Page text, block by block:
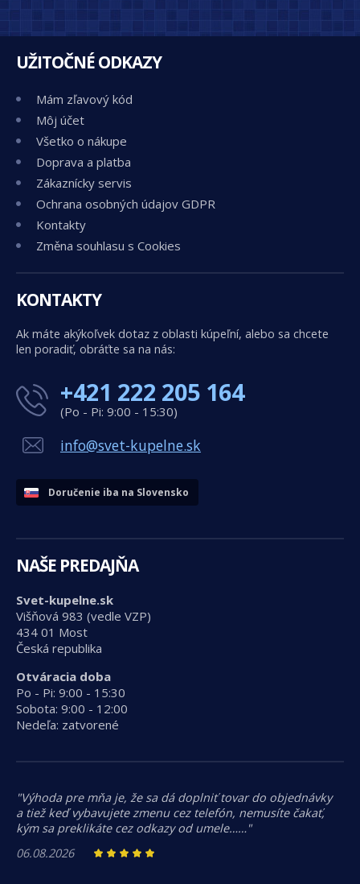
UŽITOČNÉ ODKAZY
Mám zľavový kód
Môj účet
Všetko o nákupe
Doprava a platba
Zákaznícky servis
Ochrana osobných údajov GDPR
Kontakty
Změna souhlasu s Cookies
KONTAKTY
Ak máte akýkoľvek dotaz z oblasti kúpeľní, alebo sa chcete
len poradiť, obráťte sa na nás:
+421 222 205 164
(Po - Pi: 9:00 - 15:30)
info@svet-kupelne.sk
Doručenie iba na Slovensko
NAŠE PREDAJŇA
Svet-kupelne.sk
Višňová 983 (vedle VZP)
434 01 Most
Česká republika
Otváracia doba
Po - Pi: 9:00 - 15:30
Sobota: 9:00 - 12:00
Nedeľa: zatvorené
"Výhoda pre mňa je, že sa dá doplniť tovar do objednávky
a tiež keď vybavujete zmenu cez telefón, nemusíte čakať,
kým sa preklikáte cez odkazy od umele……"
06.08.2026